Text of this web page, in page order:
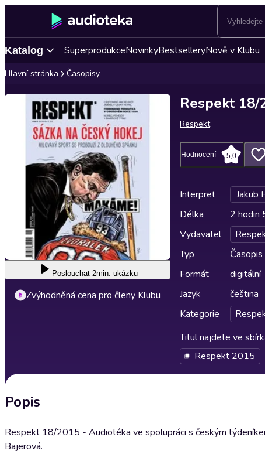
Katalog SuperprodukceNovinkyBestselleryNově v Klubu
Hlavní stránka Časopisy
Poslouchat 2min. ukázku
Zvýhodněná cena pro členy Klubu
Respekt 18/
Respekt
Hodnocení 5,0
Interpret Jakub
Délka
2 hodin
Vydavatel
Typ
Časopis
Formát
digitální
Jazyk
čeština
Kategorie
Titul najdete ve
Respekt 2015
Popis
Respekt 18/2015 - Audiotéka ve spolupráci s českým
Bajerová.